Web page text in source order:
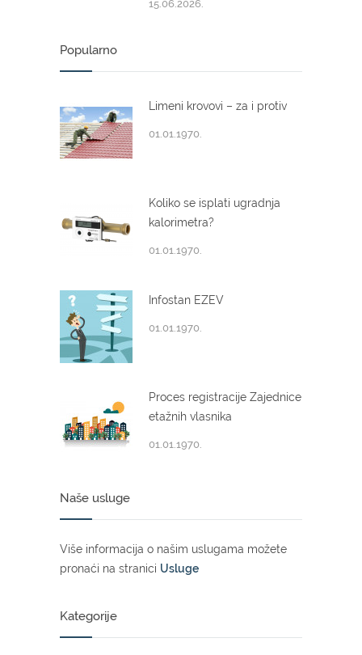
15.06.2026.
Popularno
Limeni krovovi – za i protiv
01.01.1970.
Koliko se isplati ugradnja
kalorimetra?
01.01.1970.
Infostan EZEV
01.01.1970.
Proces registracije Zajednice
etažnih vlasnika
01.01.1970.
Naše usluge
Više informacija o našim uslugama možete
pronaći na stranici Usluge
Kategorije